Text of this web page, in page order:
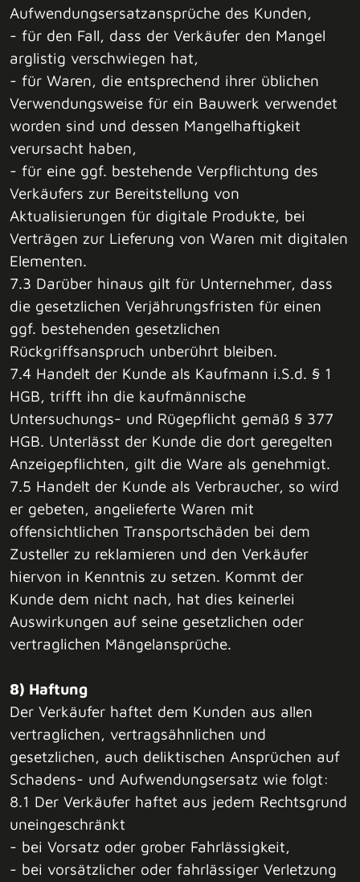
Aufwendungsersatzansprüche des Kunden,
- für den Fall, dass der Verkäufer den Mangel
arglistig verschwiegen hat,
- für Waren, die entsprechend ihrer üblichen
Verwendungsweise für ein Bauwerk verwendet
worden sind und dessen Mangelhaftigkeit
verursacht haben,
- für eine ggf. bestehende Verpflichtung des
Verkäufers zur Bereitstellung von
Aktualisierungen für digitale Produkte, bei
Verträgen zur Lieferung von Waren mit digitalen
Elementen.
7.3 Darüber hinaus gilt für Unternehmer, dass
die gesetzlichen Verjährungsfristen für einen
ggf. bestehenden gesetzlichen
Rückgriffsanspruch unberührt bleiben.
7.4 Handelt der Kunde als Kaufmann i.S.d. § 1
HGB, trifft ihn die kaufmännische
Untersuchungs- und Rügepflicht gemäß § 377
HGB. Unterlässt der Kunde die dort geregelten
Anzeigepflichten, gilt die Ware als genehmigt.
7.5 Handelt der Kunde als Verbraucher, so wird
er gebeten, angelieferte Waren mit
offensichtlichen Transportschäden bei dem
Zusteller zu reklamieren und den Verkäufer
hiervon in Kenntnis zu setzen. Kommt der
Kunde dem nicht nach, hat dies keinerlei
Auswirkungen auf seine gesetzlichen oder
vertraglichen Mängelansprüche.
8) Haftung
Der Verkäufer haftet dem Kunden aus allen
vertraglichen, vertragsähnlichen und
gesetzlichen, auch deliktischen Ansprüchen auf
Schadens- und Aufwendungsersatz wie folgt:
8.1 Der Verkäufer haftet aus jedem Rechtsgrund
uneingeschränkt
- bei Vorsatz oder grober Fahrlässigkeit,
- bei vorsätzlicher oder fahrlässiger Verletzung